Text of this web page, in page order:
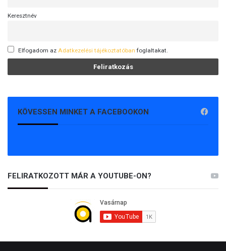
Keresztnév
Elfogadom az Adatkezelési tájékoztatóban foglaltakat.
KÖVESSEN MINKET A FACEBOOKON
FELIRATKOZOTT MÁR A YOUTUBE-ON?